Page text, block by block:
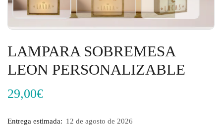
LAMPARA SOBREMESA
LEON PERSONALIZABLE
29,00€
Entrega estimada: 12 de agosto de 2026